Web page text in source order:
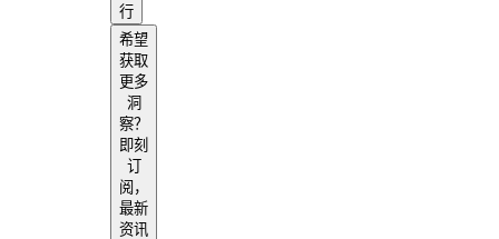
行
希望
获取
更多
洞
察？
即刻
订
阅，
最新
资讯